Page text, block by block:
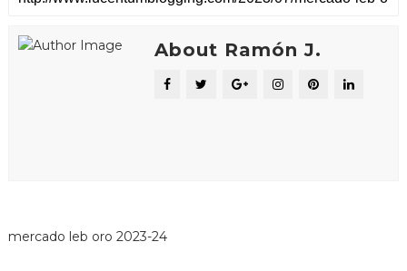
About Ramón J.
mercado leb oro 2023-24